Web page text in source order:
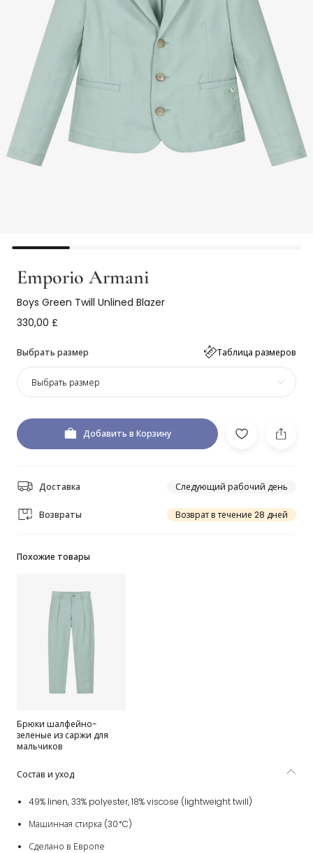
Emporio Armani
Boys Green Twill Unlined Blazer
330,00 £
Выбрать размер Таблица размеров
Выбрать размер
Добавить в Корзину
Доставка Следующий рабочий день
Возвраты Возврат в течение 28 дней
Похожие товары
Брюки шалфейно-
зеленые из саржи для
мальчиков
Состав и уход
49% linen, 33% polyester, 18% viscose (lightweight twill)
Машинная стирка (30*C)
Сделано в Европе